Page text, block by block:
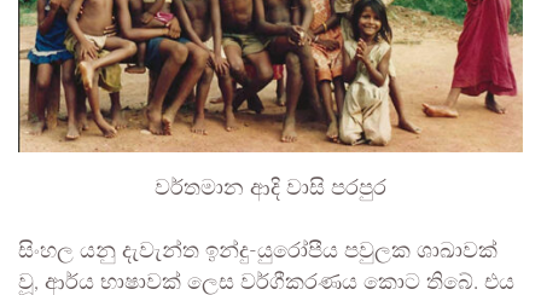
වර්තමාන ආදි වාසි පරපුර
සිංහල යනු දැවැන්ත ඉන්දු-යුරෝපීය පවුලක ශාඛාවක්
වූ, ආර්ය භාෂාවක් ලෙස වර්ගීකරණය කොට තිබේ. එය